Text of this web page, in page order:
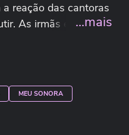
reação das cantoras
As irmãs eram
com que
“Eu não fui, não fiz
jamais, fui
ao acrescentar
...mais
MEU SONORA